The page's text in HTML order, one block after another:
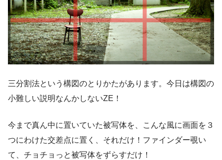
三分割法という構図のとりかたがあります。今日は構図の
小難しい説明なんかしないZE！
今まで真ん中に置いていた被写体を、こんな風に画面を３
つにわけた交差点に置く、それだけ！ファインダー覗い
て、チョチョっと被写体をずらすだけ！